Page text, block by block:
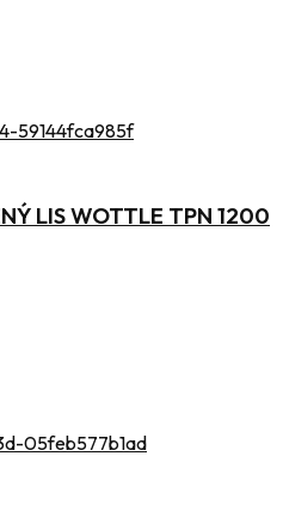
LIS WOTTLE TPN 1200